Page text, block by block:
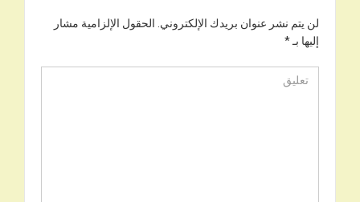
لن يتم نشر عنوان بريدك الإلكتروني. الحقول الإلزامية مشار
إليها بـ*